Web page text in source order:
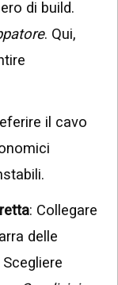
di build.
. Qui,
il cavo
: Collegare
delle
Scegliere